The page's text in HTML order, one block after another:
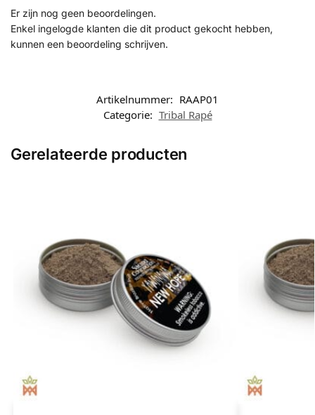
Er zijn nog geen beoordelingen.
Enkel ingelogde klanten die dit product gekocht hebben,
kunnen een beoordeling schrijven.
Artikelnummer: RAAP01
Categorie: Tribal Rapé
Gerelateerde producten